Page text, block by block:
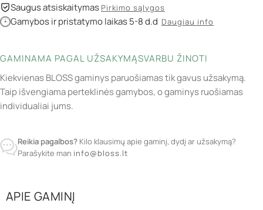
Saugus atsiskaitymas Pirkimo sąlygos
Gamybos ir pristatymo laikas 5-8 d.d Daugiau info
GAMINAMA PAGAL UŽSAKYMĄSVARBU ŽINOTI
Kiekvienas BLOSS gaminys paruošiamas tik gavus užsakymą.
Taip išvengiama perteklinės gamybos, o gaminys ruošiamas
individualiai jums.
Reikia pagalbos? Kilo klausimų apie gaminį, dydį ar užsakymą?
Parašykite man info@bloss.lt
APIE GAMINĮ